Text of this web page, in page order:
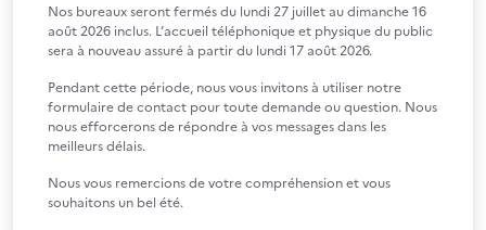
Nos bureaux seront fermés du lundi 27 juillet au dimanche 16
août 2026 inclus. L’accueil téléphonique et physique du public
sera à nouveau assuré à partir du lundi 17 août 2026.
Pendant cette période, nous vous invitons à utiliser notre
formulaire de contact pour toute demande ou question. Nous
nous efforcerons de répondre à vos messages dans les
meilleurs délais.
Nous vous remercions de votre compréhension et vous
souhaitons un bel été.